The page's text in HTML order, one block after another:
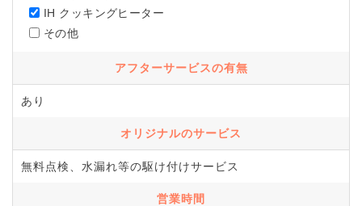
IH クッキングヒーター
その他
アフターサービスの有無
あり
オリジナルのサービス
無料点検、水漏れ等の駆け付けサービス
営業時間